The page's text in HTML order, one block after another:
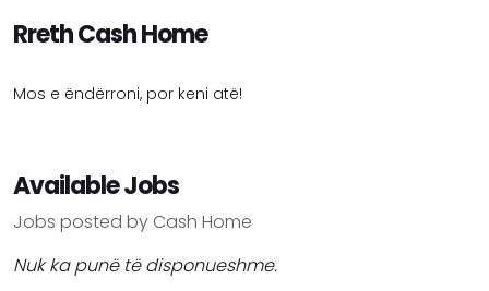
Rreth Cash Home
Mos e ëndërroni, por keni atë!
Available Jobs
Jobs posted by Cash Home
Nuk ka punë të disponueshme.